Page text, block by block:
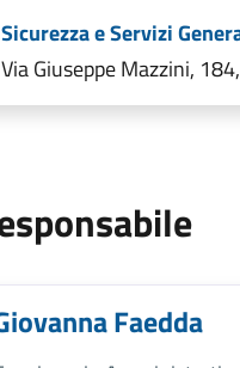
Sicurezza e Servizi
Via Giuseppe Mazzini,
Faedda